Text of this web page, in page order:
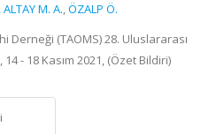
,ALTAY M. A.,ÖZALP Ö.
(TAOMS) 28. Uluslararası
- 18 Kasım 2021, (Özet Bildiri)